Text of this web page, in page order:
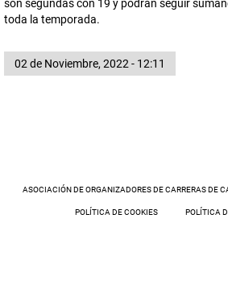
son segundas con 19 y podrán seguir
toda la temporada.
02 de Noviembre, 2022 - 12:11
ASOCIACIÓN DE ORGANIZADORES DE CARRERAS DE
POLÍTICA DE COOKIES POLÍTICA